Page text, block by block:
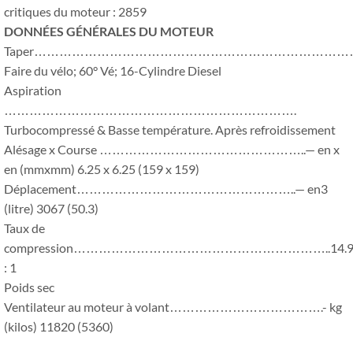
critiques du moteur : 2859
DONNÉES GÉNÉRALES DU MOTEUR
Faire du vélo; 60° Vé; 16-Cylindre Diesel
Aspiration
Turbocompressé & Basse température. Après refroidissement
Alésage x Course …………………………………………..— en x
en (mmxmm) 6.25 x 6.25 (159 x 159)
Déplacement……………………………………………..— en3
(litre) 3067 (50.3)
Taux de
compression……………………………………………………..14.9
: 1
Poids sec
Ventilateur au moteur à volant……………………………….- kg
(kilos) 11820 (5360)